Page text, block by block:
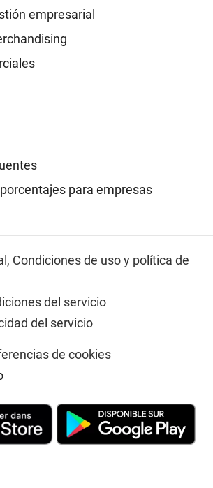
empresarial
para empresas
Condiciones de uso y política de
del servicio
del servicio
de cookies